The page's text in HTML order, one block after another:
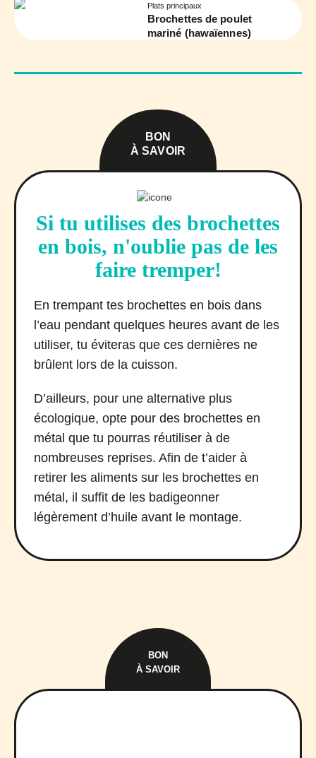
Plats principaux
Brochettes de poulet
mariné (hawaïennes)
BON
À SAVOIR
Si tu utilises des brochettes
en bois, n'oublie pas de les
faire tremper!
En trempant tes brochettes en bois dans
l’eau pendant quelques heures avant de les
utiliser, tu éviteras que ces dernières ne
brûlent lors de la cuisson.
D’ailleurs, pour une alternative plus
écologique, opte pour des brochettes en
métal que tu pourras réutiliser à de
nombreuses reprises. Afin de t’aider à
retirer les aliments sur les brochettes en
métal, il suffit de les badigeonner
légèrement d’huile avant le montage.
BON
À SAVOIR